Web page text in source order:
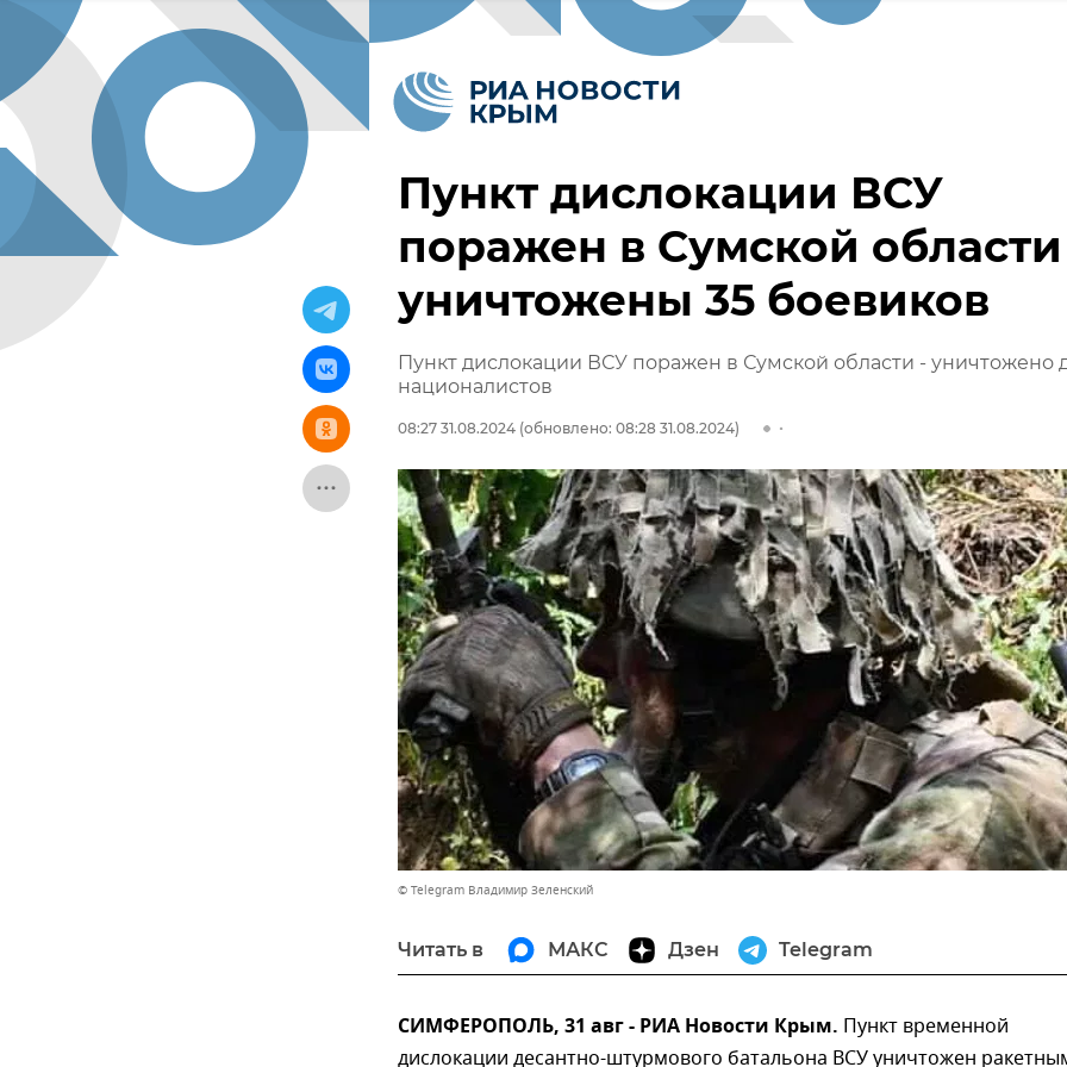
Пункт дислокации ВСУ
поражен в Сумской
уничтожены 35 боевиков
Пункт дислокации ВСУ поражен в Сумской области - уничтожено
националистов
08:27 31.08.2024 (обновлено: 08:28 31.08.2024)
© Telegram Владимир Зеленский
Читать в МАКС Дзен Telegram
СИМФЕРОПОЛЬ, 31 авг - РИА Новости Крым. Пункт временной
дислокации десантно-штурмового батальона ВСУ уничтожен